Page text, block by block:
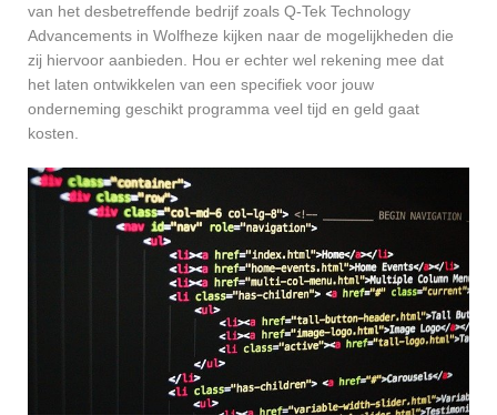
van het desbetreffende bedrijf zoals Q-Tek Technology
Advancements in Wolfheze kijken naar de mogelijkheden die
zij hiervoor aanbieden. Hou er echter wel rekening mee dat
het laten ontwikkelen van een specifiek voor jouw
onderneming geschikt programma veel tijd en geld gaat
kosten.